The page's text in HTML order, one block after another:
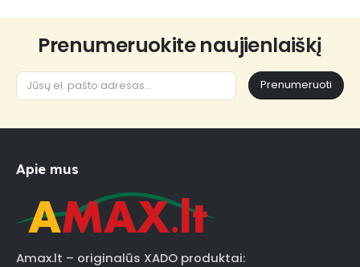
Prenumeruokite naujienlaiškį
Prenumeruoti
Apie mus
Amax.lt – originalūs XADO produktai: